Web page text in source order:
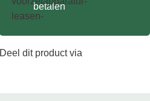
betalen
Deel dit product via